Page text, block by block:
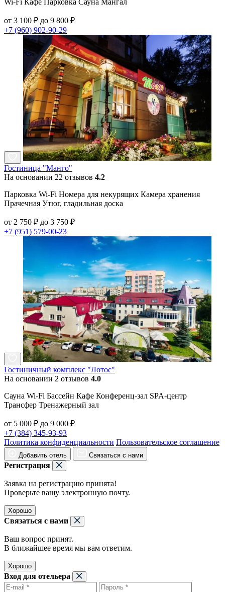
от 3 100 ₽ до 9 800 ₽
+7 (960) 902-90-29
Гостиница "Манго"
На основании 22 отзывов 4.2
Парковка Wi-Fi Номера для некурящих Камера хранения
Прачечная Утюг, гладильная доска
от 2 750 ₽ до 3 750 ₽
+7 (951) 579-00-23
Гостиничный комплекс "Лотос"
На основании 2 отзывов 4.0
Сауна Wi-Fi Бассейн Кафе Конференц-зал SPA-центр
Трансфер Тренажерный зал
от 5 000 ₽ до 9 000 ₽
+7 (384) 345-93-93
Политика конфиденциальности Пользовательское соглашение
Добавить отель Связаться с нами
Регистрация
Заявка на регистрацию принята!
Проверьте вашу электронную почту.
Хорошо
Связаться с нами
Ваш вопрос принят.
В ближайшее время мы вам ответим.
Хорошо
Вход для отельера